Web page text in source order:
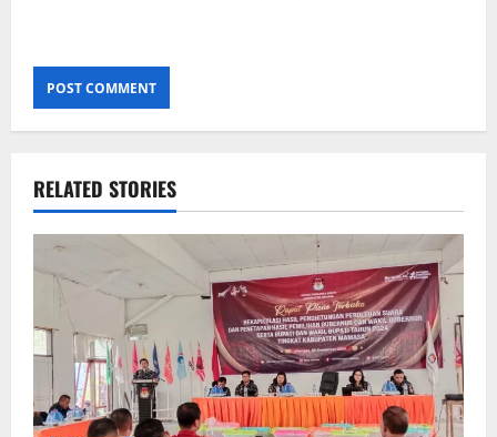
RELATED STORIES